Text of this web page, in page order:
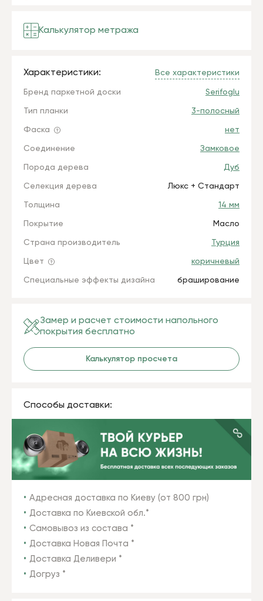
Калькулятор метража
Характеристики: Все характеристики
Бренд паркетной доски Serifoglu
Тип планки 3-полосный
Фаска нет
Соединение Замковое
Порода дерева Дуб
Селекция дерева Люкс + Стандарт
Толщина 14 мм
Покрытие Масло
Страна производитель Турция
Цвет коричневый
Специальные эффекты дизайна браширование
Замер и расчет стоимости напольного
покрытия бесплатно
Калькулятор просчета
Способы доставки:
Адресная доставка по Киеву (от 800 грн)
Доставка по Киевской обл.*
Самовывоз из состава *
Доставка Новая Почта *
Доставка Деливери *
Догруз *